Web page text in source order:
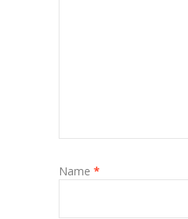
Name *